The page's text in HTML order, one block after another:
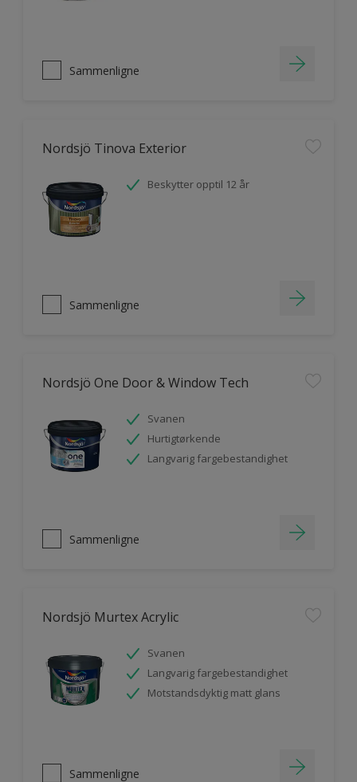
Sammenligne
Nordsjö Tinova Exterior
Beskytter opptil 12 år
Sammenligne
Nordsjö One Door & Window Tech
Svanen
Hurtigtørkende
Langvarig fargebestandighet
Sammenligne
Nordsjö Murtex Acrylic
Svanen
Langvarig fargebestandighet
Motstandsdyktig matt glans
Sammenligne